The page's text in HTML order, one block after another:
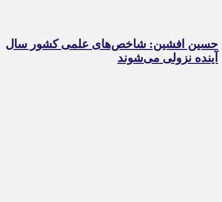
حسین افشین: شاخص‌های علمی کشور سال
آینده نزولی می‌شوند